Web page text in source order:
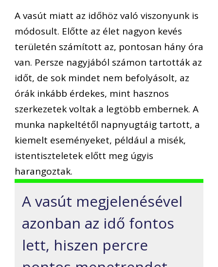
A vasút miatt az időhöz való viszonyunk is
módosult. Előtte az élet nagyon kevés
területén számított az, pontosan hány óra
van. Persze nagyjából számon tartották az
időt, de sok mindet nem befolyásolt, az
órák inkább érdekes, mint hasznos
szerkezetek voltak a legtöbb embernek. A
munka napkeltétől napnyugtáig tartott, a
kiemelt eseményeket, például a misék,
istentiszteletek előtt meg úgyis
harangoztak.
A vasút megjelenésével
azonban az idő fontos
lett, hiszen percre